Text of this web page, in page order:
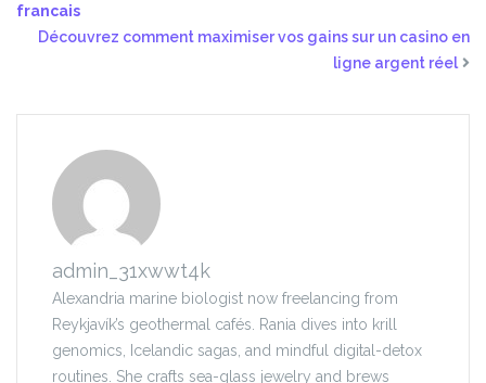
francais
Découvrez comment maximiser vos gains sur un casino en
ligne argent réel
admin_31xwwt4k
Alexandria marine biologist now freelancing from
Reykjavík’s geothermal cafés. Rania dives into krill
genomics, Icelandic sagas, and mindful digital-detox
routines. She crafts sea-glass jewelry and brews